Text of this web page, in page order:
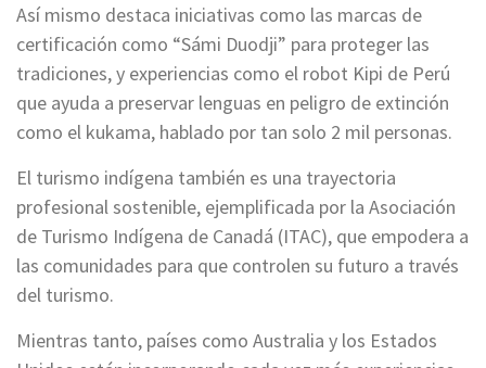
Así mismo destaca iniciativas como las marcas de
certificación como “Sámi Duodji” para proteger las
tradiciones, y experiencias como el robot Kipi de Perú
que ayuda a preservar lenguas en peligro de extinción
como el kukama, hablado por tan solo 2 mil personas.
El turismo indígena también es una trayectoria
profesional sostenible, ejemplificada por la Asociación
de Turismo Indígena de Canadá (ITAC), que empodera a
las comunidades para que controlen su futuro a través
del turismo.
Mientras tanto, países como Australia y los Estados